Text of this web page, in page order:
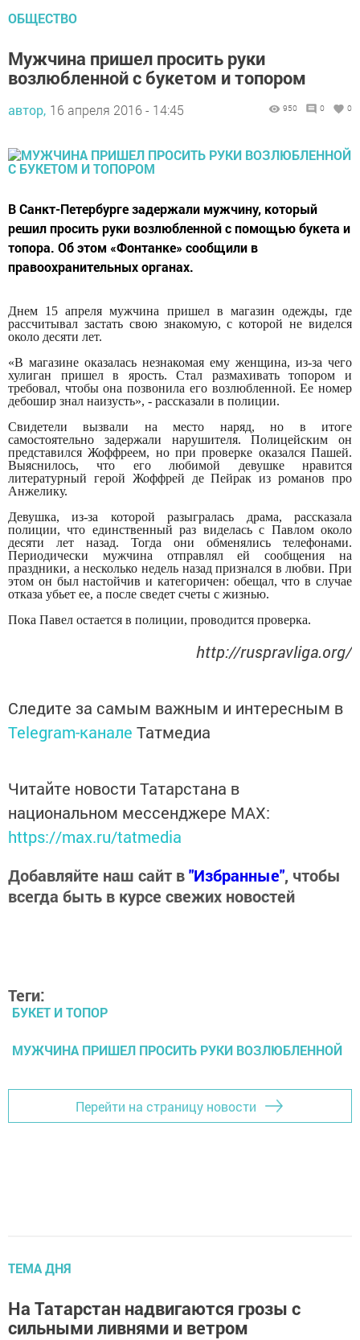
ОБЩЕСТВО
Мужчина пришел просить руки
возлюбленной с букетом и топором
автор, 16 апреля 2016 - 14:45 950 0 0
В Санкт-Петербурге задержали мужчину, который
решил просить руки возлюбленной с помощью букета и
топора. Об этом «Фонтанке» сообщили в
правоохранительных органах.
Днем 15 апреля мужчина пришел в магазин одежды, где
рассчитывал застать свою знакомую, с которой не виделся
около десяти лет.
«В магазине оказалась незнакомая ему женщина, из-за чего
хулиган пришел в ярость. Стал размахивать топором и
требовал, чтобы она позвонила его возлюбленной. Ее номер
дебошир знал наизусть», - рассказали в полиции.
Свидетели вызвали на место наряд, но в итоге
самостоятельно задержали нарушителя. Полицейским он
представился Жоффреем, но при проверке оказался Пашей.
Выяснилось, что его любимой девушке нравится
литературный герой Жоффрей де Пейрак из романов про
Анжелику.
Девушка, из-за которой разыгралась драма, рассказала
полиции, что единственный раз виделась с Павлом около
десяти лет назад. Тогда они обменялись телефонами.
Периодически мужчина отправлял ей сообщения на
праздники, а несколько недель назад признался в любви. При
этом он был настойчив и категоричен: обещал, что в случае
отказа убьет ее, а после сведет счеты с жизнью.
Пока Павел остается в полиции, проводится проверка.
http://ruspravliga.org/
Следите за самым важным и интересным в
Telegram-канале Татмедиа
Читайте новости Татарстана в
национальном мессенджере MАХ:
https://max.ru/tatmedia
Добавляйте наш сайт в"Избранные", чтобы
всегда быть в курсе свежих новостей
Теги:
БУКЕТ И ТОПОР
МУЖЧИНА ПРИШЕЛ ПРОСИТЬ РУКИ ВОЗЛЮБЛЕННОЙ
Перейти на страницу новости
ТЕМА ДНЯ
На Татарстан надвигаются грозы с
сильными ливнями и ветром